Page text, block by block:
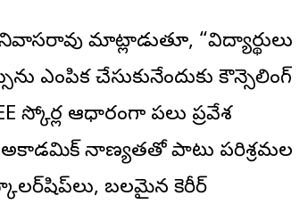
మాట్లాడుతూ, “విద్యార్థులు
ఎంపిక చేసుకునేందుకు కౌన్సెలింగ్
స్కోర్ల ఆధారంగా పలు ప్రవేశ
అకాడమిక్ నాణ్యతతో పాటు పరిశ్రమల
బలమైన కెరీర్